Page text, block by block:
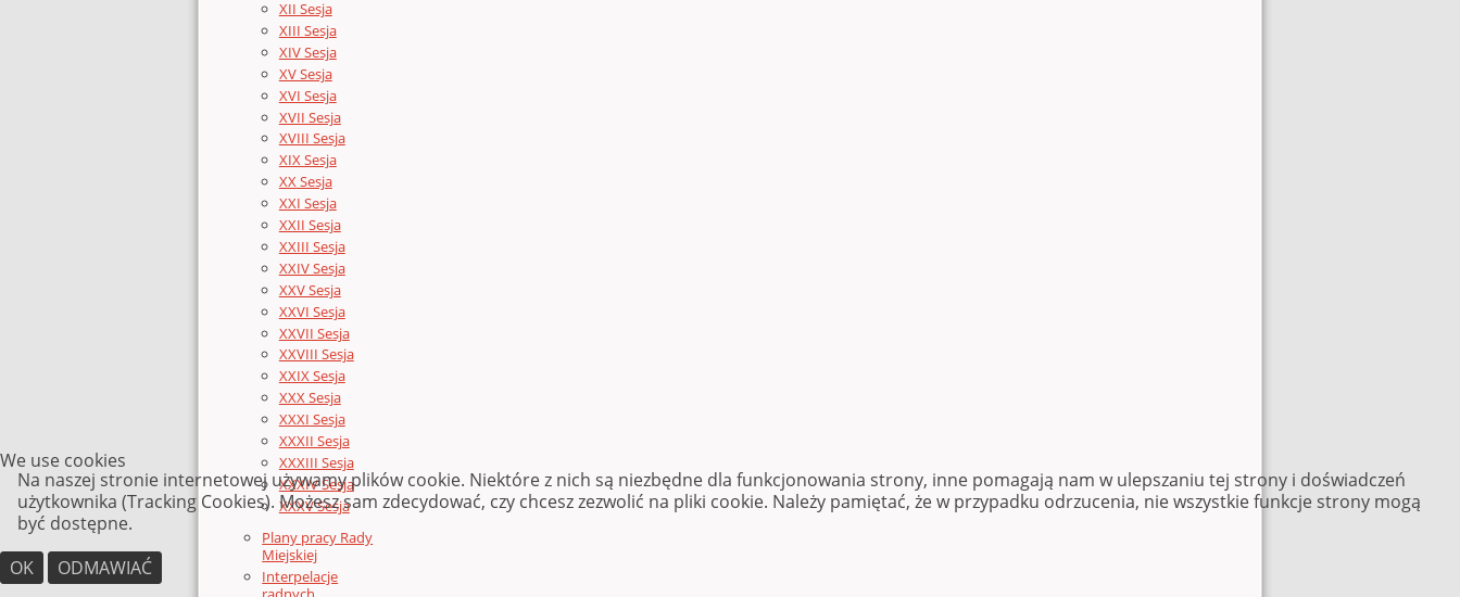
XII Sesja
XIII Sesja
XIV Sesja
XV Sesja
XVI Sesja
XVII Sesja
XVIII Sesja
XIX Sesja
XX Sesja
XXI Sesja
XXII Sesja
XXIII Sesja
XXIV Sesja
XXV Sesja
XXVI Sesja
XXVII Sesja
XXVIII Sesja
XXIX Sesja
XXX Sesja
XXXI Sesja
XXXII Sesja
XXXIII Sesja
XXXIV Sesja
XXXV Sesja
Plany pracy Rady
Miejskiej
Interpelacje
We use cookies
Na naszej stronie internetowej używamy plików cookie. Niektóre z nich są niezbędne dla funkcjonowania strony, inne pomagają nam w ulepszaniu tej strony i doświadczeń
użytkownika (Tracking Cookies). Możesz sam zdecydować, czy chcesz zezwolić na pliki cookie. Należy pamiętać, że w przypadku odrzucenia, nie wszystkie funkcje strony mogą
być dostępne.
OK
ODMAWIAĆ